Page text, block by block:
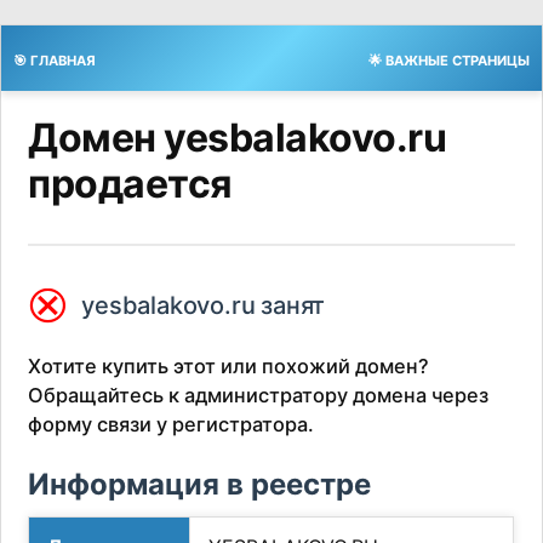
🎯 ГЛАВНАЯ 🌟 ВАЖНЫЕ СТРАНИЦЫ
Домен yesbalakovo.ru
продается
⮿ yesbalakovo.ru занят
Хотите купить этот или похожий домен?
Обращайтесь к администратору домена через
форму связи у регистратора.
Информация в реестре